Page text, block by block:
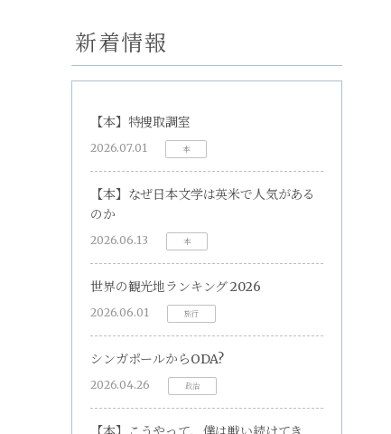
新着情報
【本】特捜取調室
2026.07.01 本
【本】なぜ日本文学は英米で人気がある
のか
2026.06.13 本
世界の観光地ランキング 2026
2026.06.01 旅行
シンガポールからODA?
2026.04.26 政治